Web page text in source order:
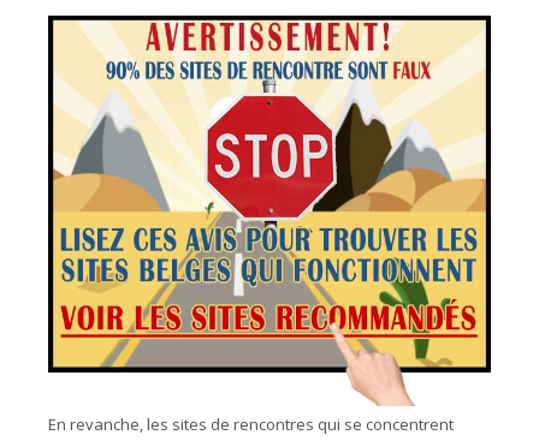
En revanche, les sites de rencontres qui se concentrent